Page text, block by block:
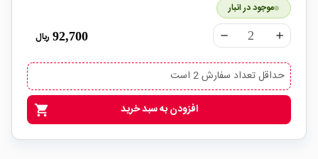
موجود در انبار
remove add
92,700 ریال
حداقل تعداد سفارش 2 است
shopping_cart افزودن به سبد خرید